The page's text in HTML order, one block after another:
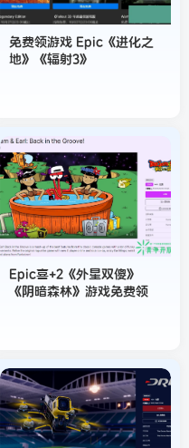
免费领游戏 Epic《进化之
地》《辐射3》
Epic喜+2《外星双傻》
《阴暗森林》游戏免费领